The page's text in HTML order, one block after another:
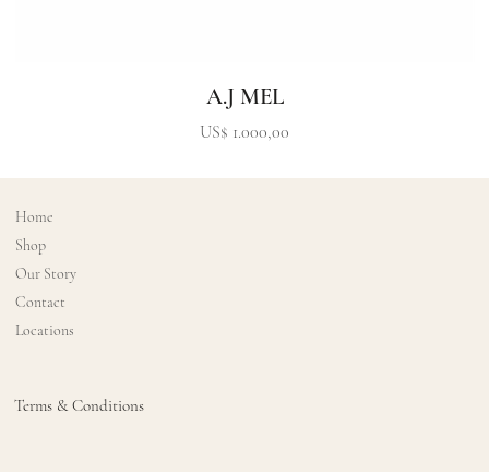
A.J MEL
Precio
US$ 1.000,00
Home
Shop
Our Story
Contact
Locations
Terms & Conditions